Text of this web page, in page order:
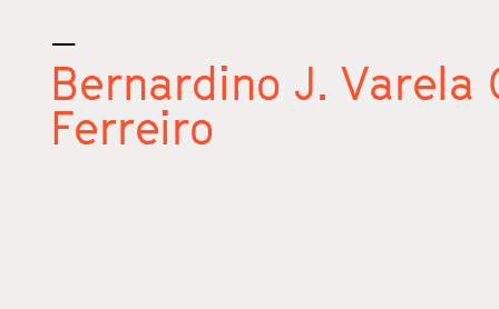
_
Bernardino J. Varela
Ferreiro